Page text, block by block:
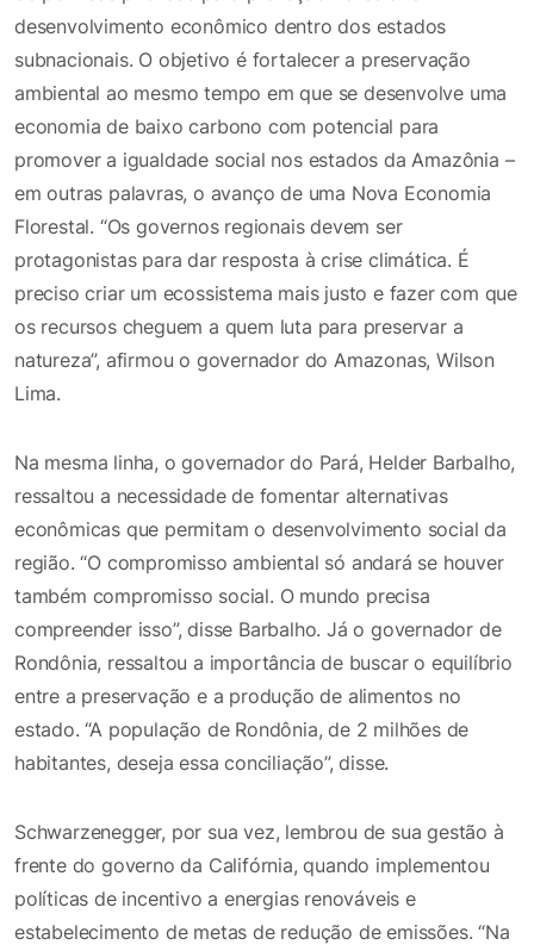
desenvolvimento econômico dentro dos estados
subnacionais. O objetivo é fortalecer a preservação
ambiental ao mesmo tempo em que se desenvolve uma
economia de baixo carbono com potencial para
promover a igualdade social nos estados da Amazônia –
em outras palavras, o avanço de uma Nova Economia
Florestal. “Os governos regionais devem ser
protagonistas para dar resposta à crise climática. É
preciso criar um ecossistema mais justo e fazer com que
os recursos cheguem a quem luta para preservar a
natureza”, afirmou o governador do Amazonas, Wilson
Lima.
Na mesma linha, o governador do Pará, Helder Barbalho,
ressaltou a necessidade de fomentar alternativas
econômicas que permitam o desenvolvimento social da
região. “O compromisso ambiental só andará se houver
também compromisso social. O mundo precisa
compreender isso”, disse Barbalho. Já o governador de
Rondônia, ressaltou a importância de buscar o equilíbrio
entre a preservação e a produção de alimentos no
estado. “A população de Rondônia, de 2 milhões de
habitantes, deseja essa conciliação”, disse.
Schwarzenegger, por sua vez, lembrou de sua gestão à
frente do governo da Califórnia, quando implementou
políticas de incentivo a energias renováveis e
estabelecimento de metas de redução de emissões. “Na